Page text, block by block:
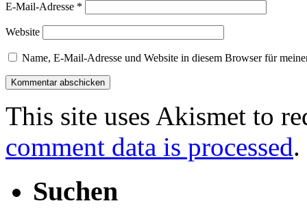
E-Mail-Adresse *
Website
Name, E-Mail-Adresse und Website in diesem Browser für
This site uses Akismet to
comment data is processed.
Suchen